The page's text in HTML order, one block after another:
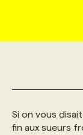
Si on vous
fin aux sueurs